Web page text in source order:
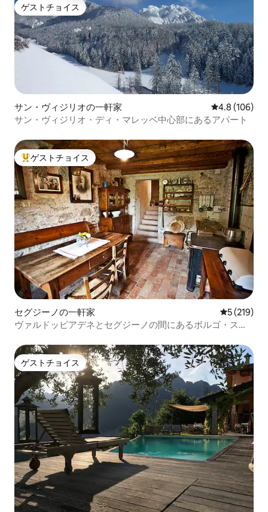
ゲストチョイス
ゲストチョイス
サン・ヴィジリオの一軒家 レビュー106
4.8 (106)
サン・ヴィジリオ・ディ・マレッベ中心部にあるアパート
大好評のゲストチョイスです。
ゲストチョイス
セグジーノの一軒家 レビュー
5 (219)
ヴァルドッビアデネとセグジーノの間にあるボルゴ・スト
ゲストチョイス
ゲストチョイス